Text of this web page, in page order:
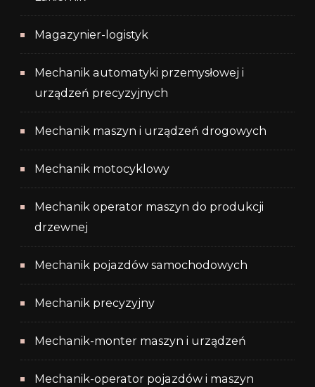
Magazynier-logistyk
Mechanik automatyki przemysłowej i
urządzeń precyzyjnych
Mechanik maszyn i urządzeń drogowych
Mechanik motocyklowy
Mechanik operator maszyn do produkcji
drzewnej
Mechanik pojazdów samochodowych
Mechanik precyzyjny
Mechanik-monter maszyn i urządzeń
Mechanik-operator pojazdów i maszyn